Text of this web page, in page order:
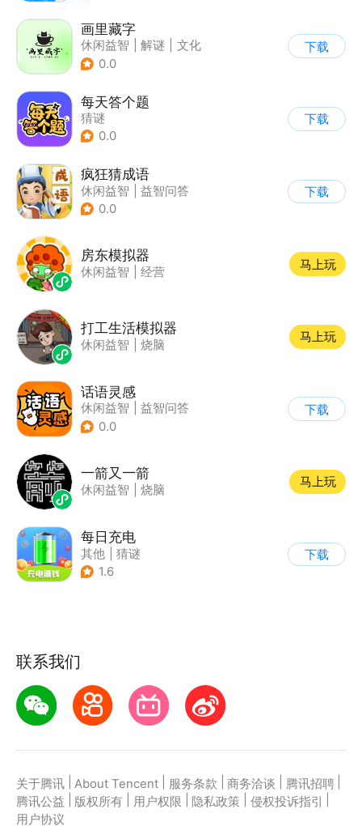
画里藏字
休闲益智 解谜
文化
| 学习教育
0.0
下载
每天答个题
猜谜
0.0
下载
疯狂猜成语
休闲益智
益智问答
| 成语
0.0
下载
房东模拟器
休闲益智 经营
马上玩
打工生活模拟器
休闲益智 烧脑
马上玩
话语灵感
休闲益智
益智问答
| 成语
0.0
下载
一箭又一箭
休闲益智 烧脑
马上玩
每日充电
其他
猜谜
1.6
下载
联系我们
关于腾讯 About Tencent 服务条款 商务洽谈 腾讯招聘
腾讯公益
版权所有 用户权限 隐私政策 侵权投诉指引
用户协议